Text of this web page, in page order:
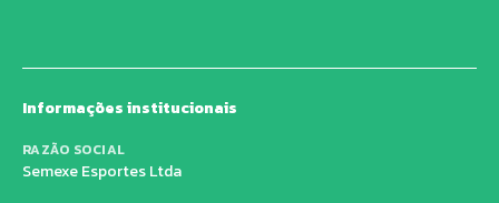
Informações institucionais
RAZÃO SOCIAL
Semexe Esportes Ltda